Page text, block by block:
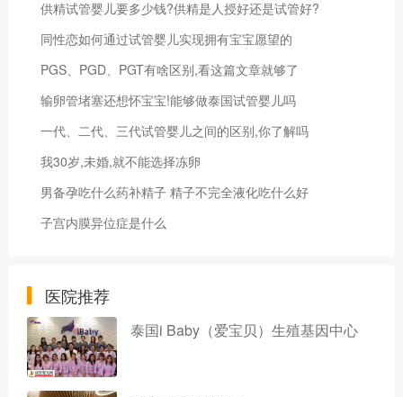
供精试管婴儿要多少钱?供精是人授好还是试管好?
同性恋如何通过试管婴儿实现拥有宝宝愿望的
PGS、PGD、PGT有啥区别,看这篇文章就够了
输卵管堵塞还想怀宝宝!能够做泰国试管婴儿吗
一代、二代、三代试管婴儿之间的区别,你了解吗
我30岁,未婚,就不能选择冻卵
男备孕吃什么药补精子 精子不完全液化吃什么好
子宫内膜异位症是什么
医院推荐
泰国i Baby（爱宝贝）生殖基因中心